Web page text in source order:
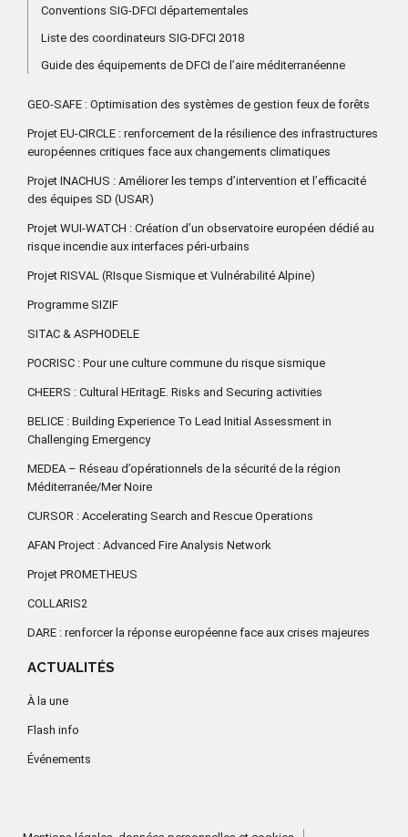
Conventions SIG-DFCI départementales
Liste des coordinateurs SIG-DFCI 2018
Guide des équipements de DFCI de l’aire méditerranéenne
GEO-SAFE : Optimisation des systèmes de gestion feux de forêts
Projet EU-CIRCLE : renforcement de la résilience des infrastructures
européennes critiques face aux changements climatiques
Projet INACHUS : Améliorer les temps d’intervention et l’efficacité
des équipes SD (USAR)
Projet WUI-WATCH : Création d’un observatoire européen dédié au
risque incendie aux interfaces péri-urbains
Projet RISVAL (RIsque Sismique et Vulnérabilité Alpine)
Programme SIZIF
SITAC & ASPHODELE
POCRISC : Pour une culture commune du risque sismique
CHEERS : Cultural HEritagE. Risks and Securing activities
BELICE : Building Experience To Lead Initial Assessment in
Challenging Emergency
MEDEA – Réseau d’opérationnels de la sécurité de la région
Méditerranée/Mer Noire
CURSOR : Accelerating Search and Rescue Operations
AFAN Project : Advanced Fire Analysis Network
Projet PROMETHEUS
COLLARIS2
DARE : renforcer la réponse européenne face aux crises majeures
ACTUALITÉS
À la une
Flash info
Événements